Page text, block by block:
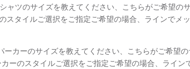
ャツのサイズを教えてください、こちらがご希望の
タイルご選択をご指定ご希望の場合、ラインでメ
カーのサイズを教えてください、こちらがご希望
ーのスタイルご選択をご指定ご希望の場合、ライン